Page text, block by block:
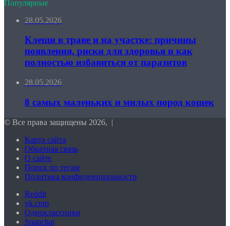
Популярные
28.05.2026
Клещи в траве и на участке: причины
появления, риски для здоровья и как
полностью избавиться от паразитов
28.05.2026
8 самых маленьких и милых пород кошек
© Все права защищены 2026, |
Карта сайта
Обратная связь
О сайте
Поиск по тегам
Политика конфиденциальности
Reddit
vk.com
Одноклассники
Snapchat